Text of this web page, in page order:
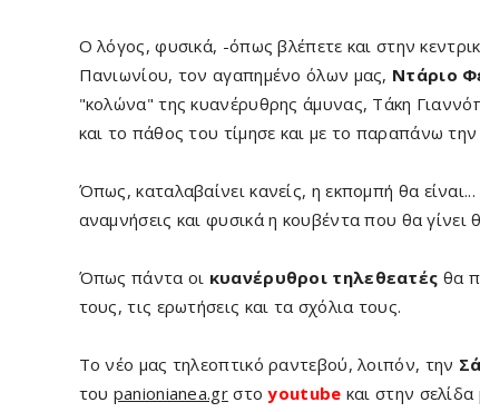
Ο λόγος, φυσικά, -όπως βλέπετε και στην
Πανιωνίου, τον αγαπημένο όλων μας, Ντάριο
"κολώνα" της κυανέρυθρης άμυνας, Τάκη
και το πάθος του τίμησε και με το παραπάνω
Όπως, καταλαβαίνει κανείς, η εκπομπή θα
αναμνήσεις και φυσικά η κουβέντα που θα
Όπως πάντα οι κυανέρυθροι τηλεθεατές θα
τους, τις ερωτήσεις και τα σχόλια τους.
Το νέο μας τηλεοπτικό ραντεβού, λοιπόν, την
του panionianea.grστοyoutube και στην